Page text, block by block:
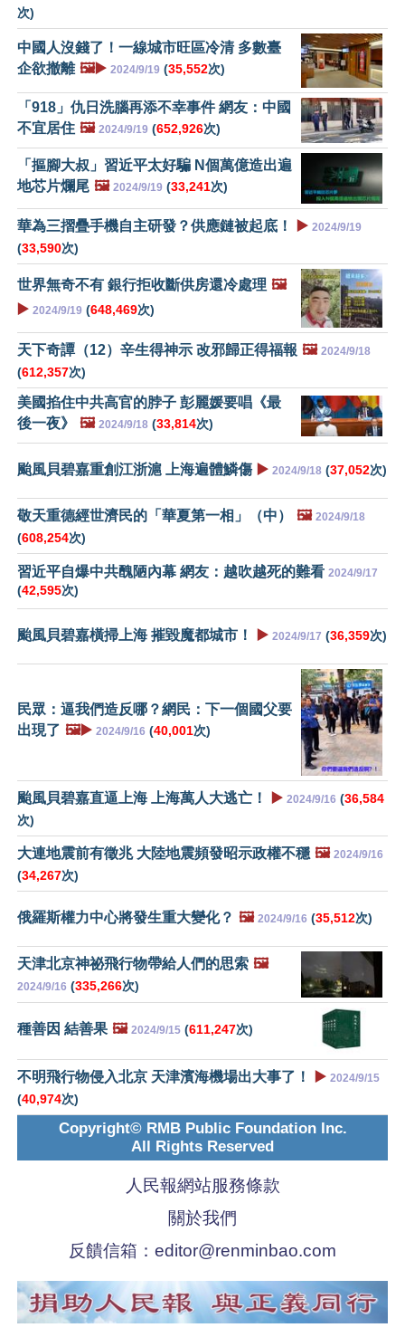
次)
中國人沒錢了！一線城市旺區冷清 多數臺
企欲撤離 🖼️▶️ 2024/9/19 (35,552次)
「918」仇日洗腦再添不幸事件 網友：中國
不宜居住 🖼️ 2024/9/19 (652,926次)
「摳腳大叔」習近平太好騙 N個萬億造出遍
地芯片爛尾 🖼️ 2024/9/19 (33,241次)
華為三摺疊手機自主研發？供應鏈被起底！ ▶️ 2024/9/19
(33,590次)
世界無奇不有 銀行拒收斷供房還冷處理 🖼️
▶️ 2024/9/19 (648,469次)
天下奇譚（12）辛生得神示 改邪歸正得福報 🖼️ 2024/9/18
(612,357次)
美國掐住中共高官的脖子 彭麗媛要唱《最
後一夜》
🖼️ 2024/9/18 (33,814次)
颱風貝碧嘉重創江浙滬 上海遍體鱗傷 ▶️ 2024/9/18 (37,052次)
敬天重德經世濟民的「華夏第一相」（中） 🖼️ 2024/9/18
(608,254次)
習近平自爆中共醜陋內幕 網友：越吹越死的難看 2024/9/17
(42,595次)
颱風貝碧嘉橫掃上海 摧毀魔都城市！ ▶️ 2024/9/17 (36,359次)
民眾：逼我們造反哪？網民：下一個國父要
出現了 🖼️▶️ 2024/9/16 (40,001次)
颱風貝碧嘉直逼上海 上海萬人大逃亡！ ▶️ 2024/9/16 (36,584
次)
大連地震前有徵兆 大陸地震頻發昭示政權不穩 🖼️ 2024/9/16
(34,267次)
俄羅斯權力中心將發生重大變化？ 🖼️ 2024/9/16 (35,512次)
天津北京神祕飛行物帶給人們的思索 🖼️
2024/9/16 (335,266次)
種善因 結善果 🖼️ 2024/9/15 (611,247次)
不明飛行物侵入北京 天津濱海機場出大事了！ ▶️ 2024/9/15
(40,974次)
Copyright© RMB Public Foundation Inc.
All Rights Reserved
人民報網站服務條款
關於我們
反饋信箱： editor@renminbao.com